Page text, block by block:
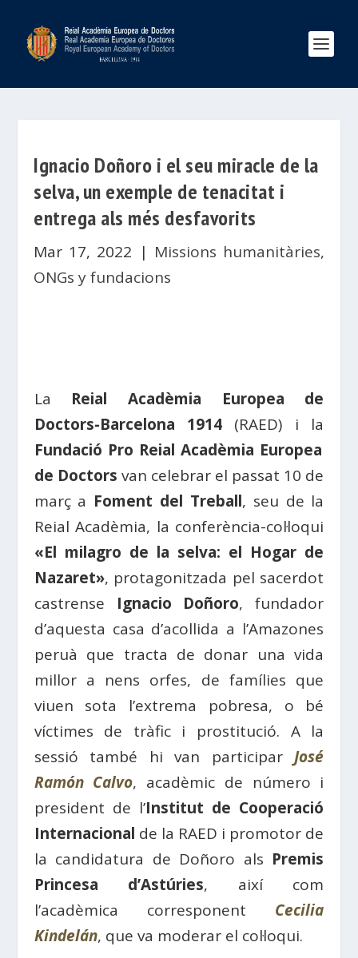
Ignacio Doñoro i el seu miracle de la
selva, un exemple de tenacitat i
entrega als més desfavorits
Mar 17, 2022 | Missions humanitàries,
ONGs y fundacions
La Reial Acadèmia Europea de
Doctors-Barcelona 1914 (RAED) i la
Fundació Pro Reial Acadèmia Europea
de Doctors van celebrar el passat 10 de
març a Foment del Treball, seu de la
Reial Acadèmia, la conferència-col·loqui
«El milagro de la selva: el Hogar de
Nazaret», protagonitzada pel sacerdot
castrense Ignacio Doñoro, fundador
d’aquesta casa d’acollida a l’Amazones
peruà que tracta de donar una vida
millor a nens orfes, de famílies que
viuen sota l’extrema pobresa, o bé
víctimes de tràfic i prostitució. A la
sessió també hi van participarJosé
Ramón Calvo, acadèmic de número i
president de l’Institut de Cooperació
Internacional de la RAED i promotor de
la candidatura de Doñoro als Premis
Princesa d’Astúries, així com
l’acadèmica corresponent Cecilia
Kindelán, que va moderar el col·loqui.